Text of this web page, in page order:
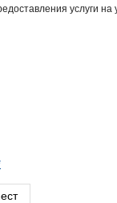
W XIAN (西安W酒店 )
услуги